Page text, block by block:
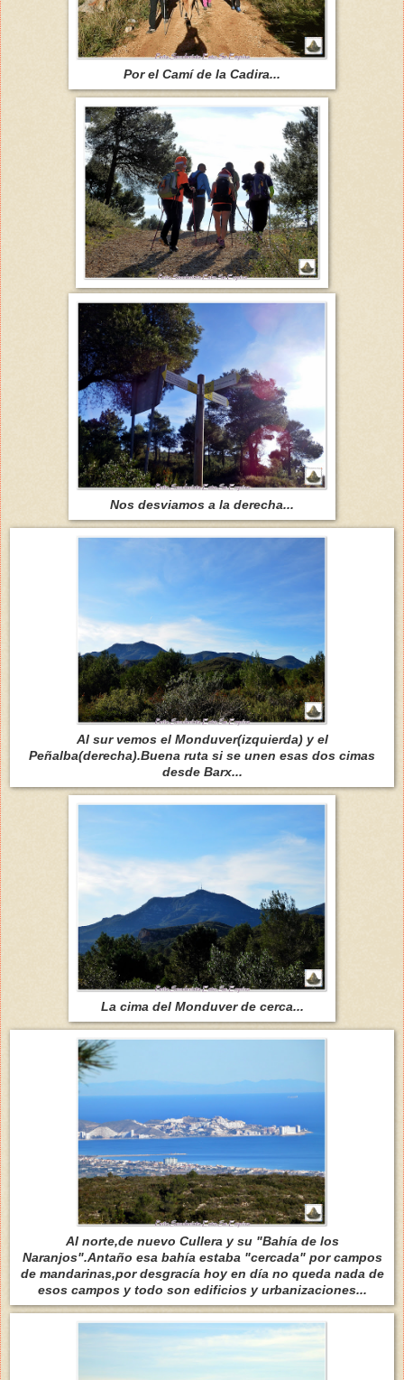
Por el Camí de la Cadira...
Nos desviamos a la derecha...
Al sur vemos el Monduver(izquierda) y el
Peñalba(derecha).Buena ruta si se unen esas dos cimas
desde Barx...
La cima del Monduver de cerca...
Al norte,de nuevo Cullera y su "Bahía de los
Naranjos".Antaño esa bahía estaba "cercada" por campos
de mandarinas,por desgracía hoy en día no queda nada de
esos campos y todo son edificios y urbanizaciones...